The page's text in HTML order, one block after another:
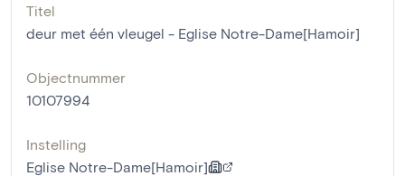
Titel
deur met één vleugel - Eglise Notre-Dame[Hamoir]
Objectnummer
10107994
Instelling
Eglise Notre-Dame[Hamoir]